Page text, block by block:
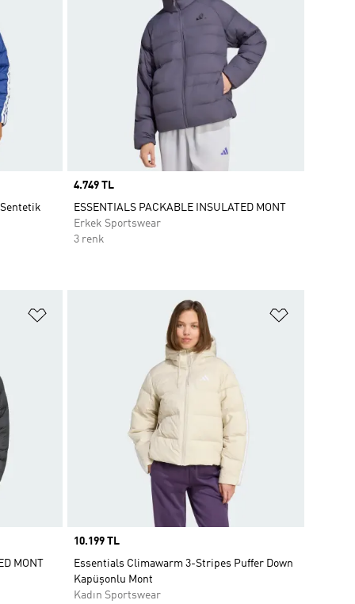
Price
4.749 TL
ESSENTIALS PACKABLE INSULATED MONT
Erkek Sportswear
3 renk
MONT
Price
10.199 TL
Essentials Climawarm 3-Stripes Puffer Down
Kapüşonlu Mont
Kadın Sportswear